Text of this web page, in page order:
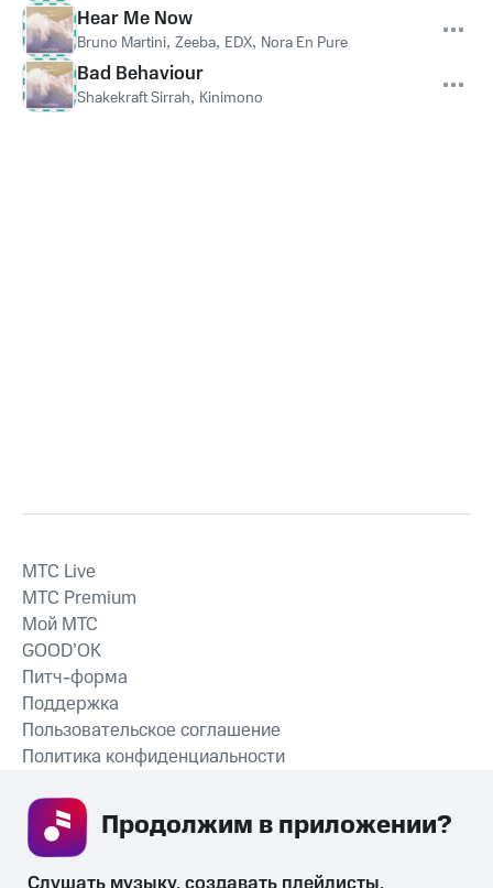
Hear Me Now
Bruno Martini, Zeeba, EDX, Nora En Pure
Bad Behaviour
Shakekraft Sirrah, Kinimono
СКАЧАТЬ ПРИЛОЖЕНИЕ
MTС Live
MTС Premium
Мой МТС
GOOD’OK
Питч-форма
Поддержка
Пользовательское соглашение
Политика конфиденциальности